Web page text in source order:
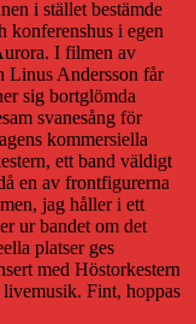
i stället bestämde
konferenshus i egen
I filmen av
Linus Andersson får
sig bortglömda
svanesång för
kommersiella
ett band väldigt
en av frontfigurerna
jag håller i ett
ur bandet om det
platser ges
med Höstorkestern
Fint, hoppas